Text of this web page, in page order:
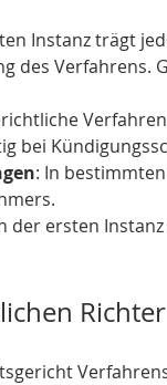
Instanz trägt
des Verfahrens.
bei
: In
der ersten
Richter